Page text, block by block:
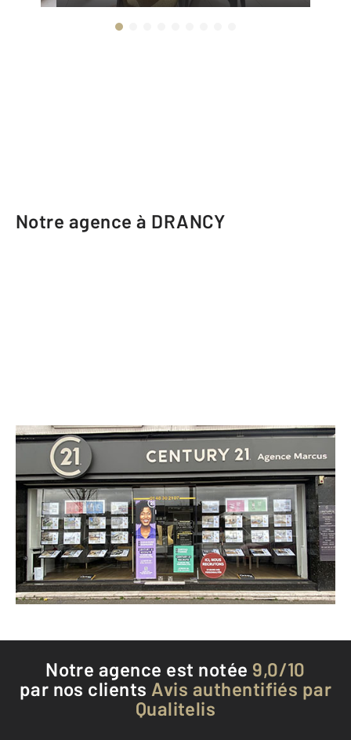
Notre agence à DRANCY
CENTURY 21 Agence Marcus
30 avenue Henri Barbusse
DRANCY - 93700
Envoyer un message
Téléphoner à l'agence
Notre agence est notée 9,0/10
par nos clients Avis authentifiés par
Qualitelis